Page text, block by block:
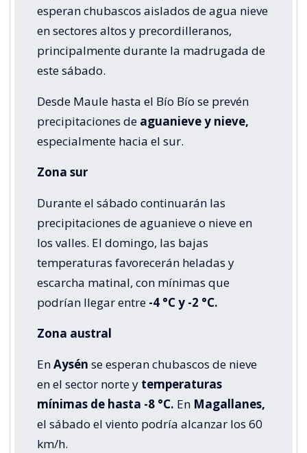
esperan chubascos aislados de agua nieve
en sectores altos y precordilleranos,
principalmente durante la madrugada de
este sábado.
Desde Maule hasta el Bío Bío se prevén
precipitaciones de aguanieve y nieve,
especialmente hacia el sur.
Zona sur
Durante el sábado continuarán las
precipitaciones de aguanieve o nieve en
los valles. El domingo, las bajas
temperaturas favorecerán heladas y
escarcha matinal, con mínimas que
podrían llegar entre -4 °C y -2 °C.
Zona austral
EnAysén se esperan chubascos de nieve
en el sector norte y temperaturas
mínimas de hasta -8 °C. En Magallanes,
el sábado el viento podría alcanzar los 60
km/h.